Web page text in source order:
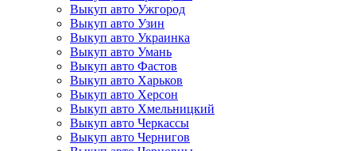
Выкуп авто Ужгород
Выкуп авто Узин
Выкуп авто Украинка
Выкуп авто Умань
Выкуп авто Фастов
Выкуп авто Харьков
Выкуп авто Херсон
Выкуп авто Хмельницкий
Выкуп авто Черкассы
Выкуп авто Чернигов